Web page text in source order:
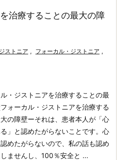
治療することの最大の障
ストニア , フォーカル・ジストニア ,
・ジストニアを治療することの最
フォーカル・ジストニアを治療する
の障壁ーそれは、患者本人が「心
」と認めたがらないことです。心
めたがらないので、私の話も認め
ませんし、100％安全と ...